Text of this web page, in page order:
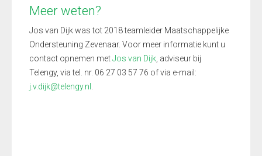
Meer weten?
Jos van Dijk was tot 2018 teamleider Maatschappelijke
Ondersteuning Zevenaar. Voor meer informatie kunt u
contact opnemen metJos van Dijk , adviseur bij
Telengy, via tel. nr. 06 27 03 57 76 of via e-mail:
j.v.dijk@telengy.nl